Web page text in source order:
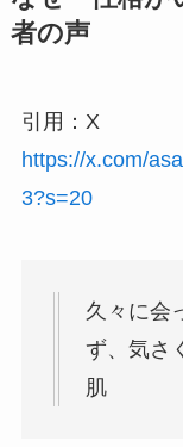
者の声
引用：X
https://x.com/
3?s=20
久々に会
ず、気さ
肌